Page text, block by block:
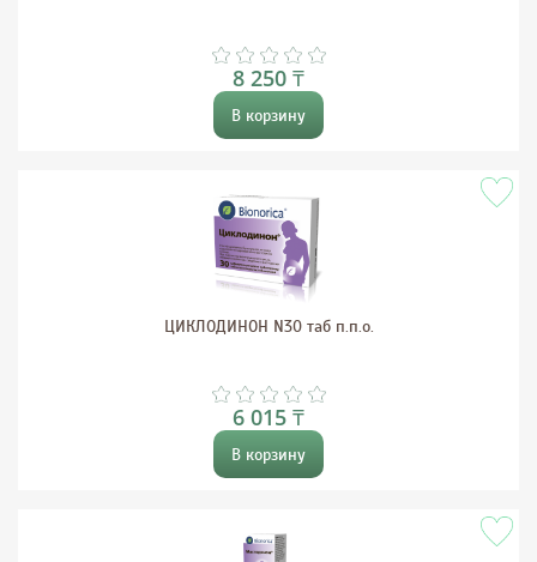
8 250 ₸
В корзину
ЦИКЛОДИНОН N30 таб п.п.о.
6 015 ₸
В корзину